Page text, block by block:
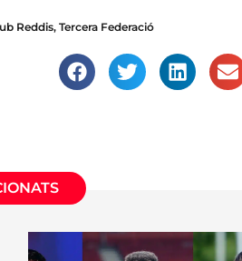
Reddis, Tercera Federació